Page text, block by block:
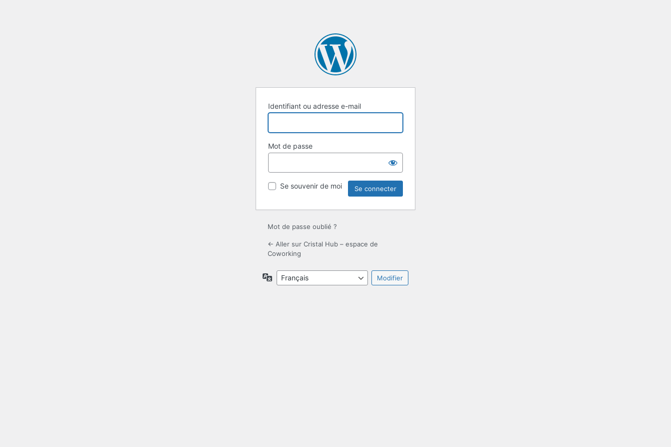
Identifiant ou adresse e-mail
Mot de passe
Se souvenir de moi
Mot de passe oublié ?
← Aller sur Cristal Hub – espace de
Coworking
Langue